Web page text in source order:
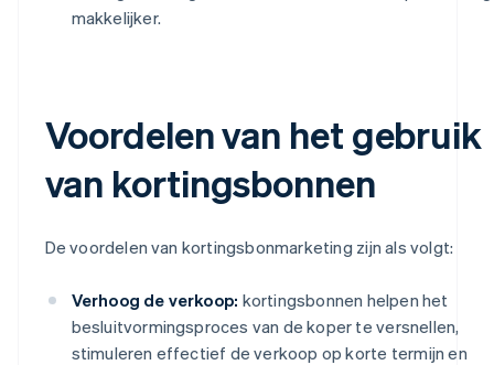
makkelijker.
Voordelen van het gebruik
van kortingsbonnen
De voordelen van kortingsbonmarketing zijn als volgt:
Verhoog de verkoop: kortingsbonnen helpen het
besluitvormingsproces van de koper te versnellen,
stimuleren effectief de verkoop op korte termijn en